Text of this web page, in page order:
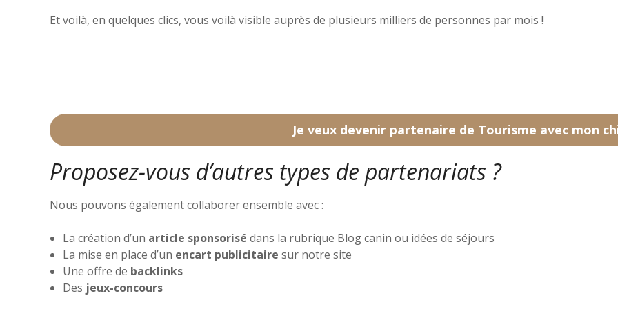
Et voilà, en quelques clics, vous voilà visible auprès de plusieurs milliers de personnes par mois !
Je veux devenir partenaire de Tourisme avec mon
Proposez-vous d’autres types de partenariats ?
Nous pouvons également collaborer ensemble avec :
La création d’un article sponsorisé dans la rubrique Blog canin ou idées de séjours
La mise en place d’un encart publicitaire sur notre site
Une offre de backlinks
Des jeux-concours